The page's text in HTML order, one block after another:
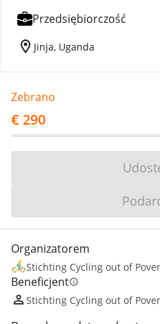
Przedsiębiorczość
location_on Jinja, Uganda
Zebrano
€ 290
Organizatorem
Stichting Cycling out of
Beneficjentinfo
Stichting Cycling out of